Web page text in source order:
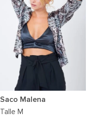
Saco Malena
Talle M